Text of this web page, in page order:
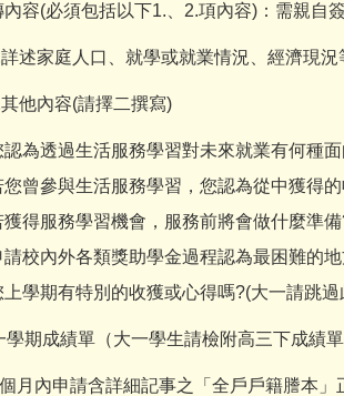
容(必須包括以下1.、2.項內容)：需親自
述家庭人口、就學或就業情況、經濟現
他內容(請擇二撰寫)
認為透過生活服務學習對未來就業有何種
您曾參與生活服務學習，您認為從中獲得
獲得服務學習機會，服務前將會做什麼準
請校內外各類獎助學金過程認為最困難的
上學期有特別的收獲或心得嗎?(大一請跳過
學期成績單（大一學生請檢附高三下成績單
月內申請含詳細記事之「全戶戶籍謄本